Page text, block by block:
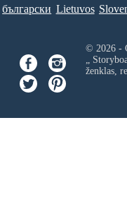
български Lietuvos
© 2026 -
„
ženklas,